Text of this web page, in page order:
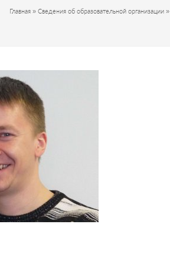
Главная» Сведения об образовательной организации»